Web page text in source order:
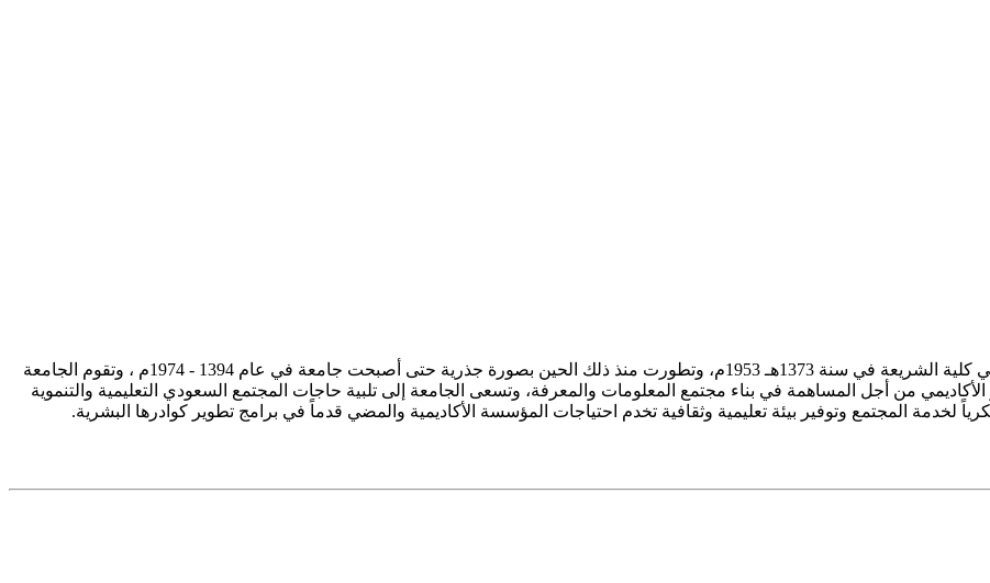
تأسست جامعة الإمام محمد بن سعود الإسلامية ممثلة في كلية الشريعة في سنة 1373هـ 1953م، وتطورت منذ ذلك الحين بصورة جذرية حتى أصبحت جامعة في عام 1394 - 1974م ، وتقوم الجامعة
الأكاديمي من أجل المساهمة في بناء مجتمع المعلومات والمعرفة، وتسعى الجامعة إلى تلبية حاجات المجتمع السعودي التعليمية والتنموية
لخدمة المجتمع وتوفير بيئة تعليمية وثقافية تخدم احتياجات المؤسسة الأكاديمية والمضي قدماً في برامج تطوير كوادرها البشرية.